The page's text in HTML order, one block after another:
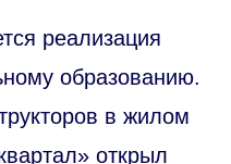
реализация
образованию.
в жилом
открыл